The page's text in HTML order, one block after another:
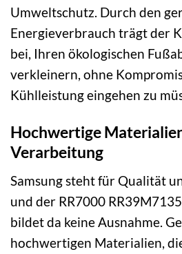
Umweltschutz. Durch den
Energieverbrauch trägt der
bei, Ihren ökologischen
verkleinern, ohne
Kühlleistung eingehen zu
Hochwertige
Verarbeitung
Samsung steht für Qualität
und der RR7000
bildet da keine Ausnahme.
hochwertigen Materialien,